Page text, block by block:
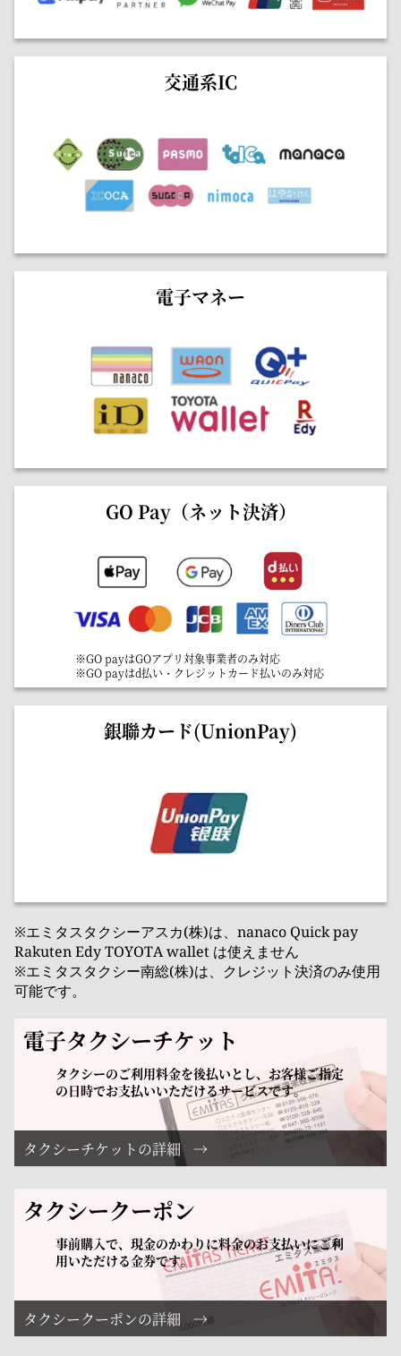
交通系IC
電子マネー
GO Pay（ネット決済）
※GO payはGOアプリ対象事業者のみ対応
※GO payはd払い・クレジットカード払いのみ対応
銀聯カード(UnionPay)
※エミタスタクシーアスカ(株)は、nanaco Quick pay
Rakuten Edy TOYOTA wallet は使えません
※エミタスタクシー南総(株)は、クレジット決済のみ使用
可能です。
電子タクシーチケット
タクシーのご利用料金を後払いとし、お客様ご指定
の日時でお支払いいただけるサービスです。
タクシーチケットの詳細
タクシークーポン
事前購入で、現金のかわりに料金のお支払いにご利
用いただける金券です。
タクシークーポンの詳細